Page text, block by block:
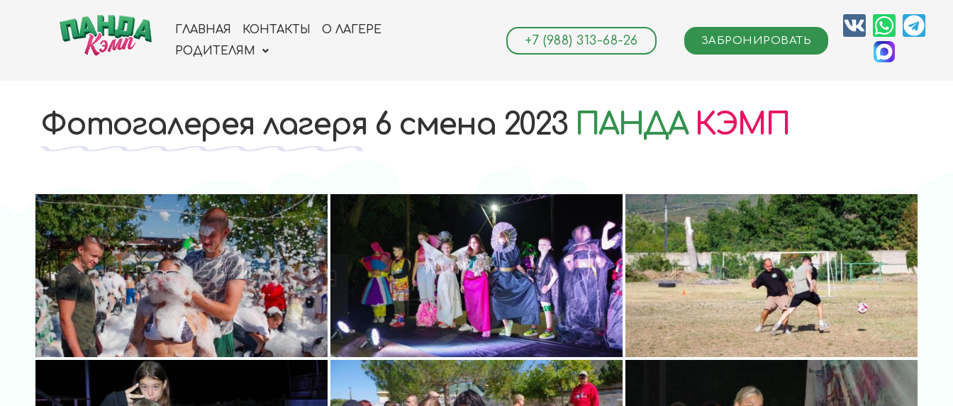
ГЛАВНАЯ КОНТАКТЫ
О ЛАГЕРЕ
РОДИТЕЛЯМ
+7 (988) 313-68-26 ЗАБРОНИРОВАТЬ
Фотогалерея лагеря 6 смена 2023 ПАНДА КЭМП